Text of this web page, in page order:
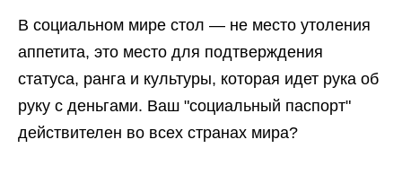
В социальном мире стол — не место утоления
аппетита, это место для подтверждения
статуса, ранга и культуры, которая идет рука об
руку с деньгами. Ваш "социальный паспорт"
действителен во всех странах мира?